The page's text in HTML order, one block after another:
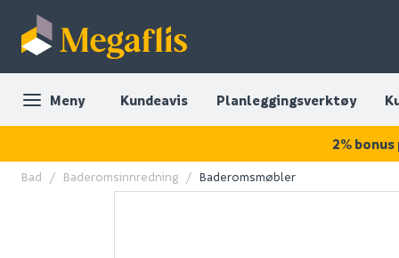
Meny Kundeavis Planleggingsverktøy
Bad Baderomsinnredning Baderomsmøbler
2%